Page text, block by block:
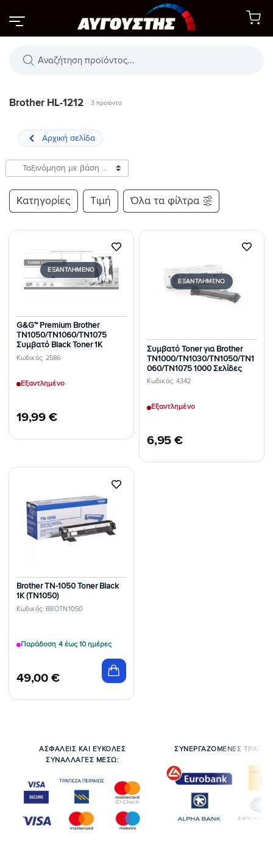
στο
περιεχόμενο
Αναζήτηση
Brother HL-1212 3 προϊόντα
Κατηγορίες Τιμή Όλα τα φίλτρα
Προσθήκη
στη Λίστα
Επιθυμιών
ΕΞΑΝΤΛΗΜΈΝΟ
Κωδικός: 2586
G&G™ Premium Brother
TN1050/TN1060/TN1075
Συμβατό Black Toner 1K
19,99 €
Εξαντλημένο
Επιθυμιών
ΕΞΑΝΤΛΗΜΈΝΟ
Κωδικός: 4342
Συμβατό Toner για Brother
TN1000/TN1030/TN1050/TN1
060/TN1075 1000 Σελίδες
6,95 €
Εξαντλημένο
Προσθήκη
στη Λίστα
Επιθυμιών
Κωδικός: BROTN1050
Brother TN-1050 Toner Black
1K (TN1050)
49,00 €
Παράδοση 4 έως 10 ημέρες
ΑΣΦΑΛΕΙΣ ΚΑΙ ΕΥΚΟΛΕΣ
ΣΥΝΑΛΛΑΓΕΣ ΜΕΣΩ:
ΣΥΝΕΡΓΑΖΟΜΕΝΕΣ